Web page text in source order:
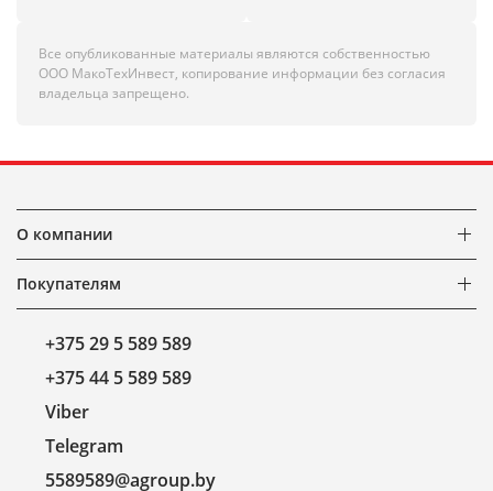
Все опубликованные материалы являются собственностью
ООО МакоТехИнвест, копирование информации без согласия
владельца запрещено.
О компании
Покупателям
+375 29 5 589 589
+375 44 5 589 589
Viber
Telegram
5589589@agroup.by